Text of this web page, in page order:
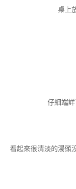
桌上
仔細端
看起來很清淡的湯頭